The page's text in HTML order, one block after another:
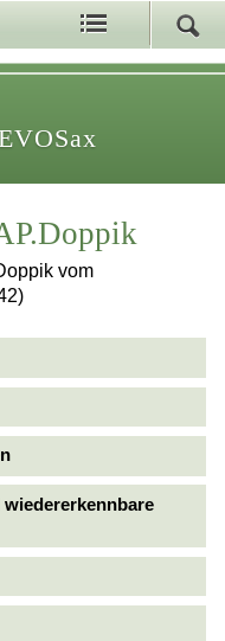
vom
wiedererkennbare